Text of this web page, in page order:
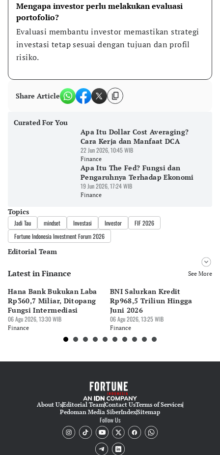
Mengapa investor perlu melakukan evaluasi
portofolio?
Evaluasi membantu investor memastikan strategi
investasi tetap sesuai dengan tujuan dan profil
risiko.
Share Article
Curated For You
Apa Itu Dollar Cost Averaging?
Cara Kerja dan Manfaat DCA
22 Jun 2026, 10:45 WIB
Finance
Apa Itu The Fed? Fungsi dan
Pengaruhnya Terhadap Ekonomi
19 Jun 2026, 17:24 WIB
Finance
Topics
Jadi Tau mindset Investasi Investor
FIF 2026
Fortune Indonesia Investment Forum 2026
Editorial Team
Editor
Editor
Tubagus Imam Satrio
Latest in Finance See More
Hana Bank Bukukan Laba
Rp360,7 Miliar, Ditopang
Fungsi Intermediasi
06 Agu 2026, 13:30 WIB
Finance
BNI Salurkan Kredit
Rp968,5 Triliun Hingga
Juni 2026
06 Agu 2026, 13:25 WIB
Finance
About UsEditorial TeamContact UsTerms of Services
Pedoman Media SiberIndexSitemap
Follow Us